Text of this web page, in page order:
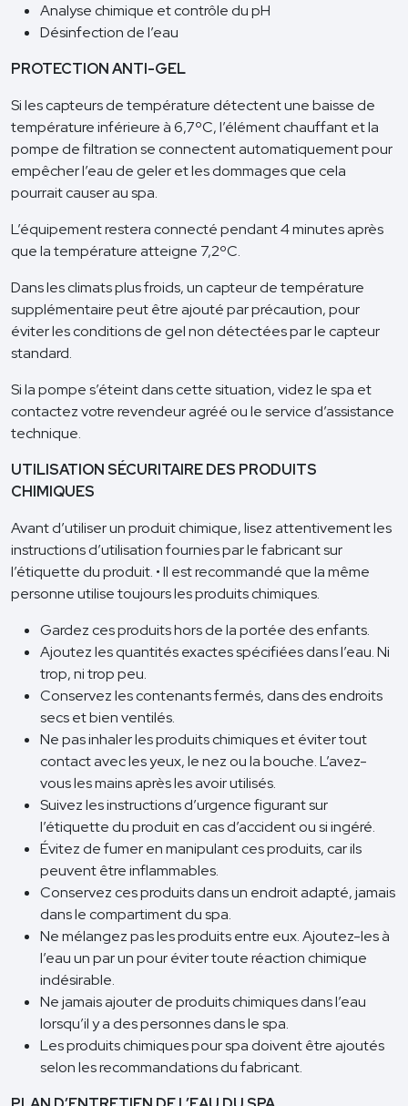
Analyse chimique et contrôle du pH
Désinfection de l’eau
PROTECTION ANTI-GEL
Si les capteurs de température détectent une baisse de
température inférieure à 6,7ºC, l’élément chauffant et la
pompe de filtration se connectent automatiquement pour
empêcher l’eau de geler et les dommages que cela
pourrait causer au spa.
L’équipement restera connecté pendant 4 minutes après
que la température atteigne 7,2ºC.
Dans les climats plus froids, un capteur de température
supplémentaire peut être ajouté par précaution, pour
éviter les conditions de gel non détectées par le capteur
standard.
Si la pompe s’éteint dans cette situation, videz le spa et
contactez votre revendeur agréé ou le service d’assistance
technique.
UTILISATION SÉCURITAIRE DES PRODUITS
CHIMIQUES
Avant d’utiliser un produit chimique, lisez attentivement les
instructions d’utilisation fournies par le fabricant sur
l’étiquette du produit. • Il est recommandé que la même
personne utilise toujours les produits chimiques.
Gardez ces produits hors de la portée des enfants.
Ajoutez les quantités exactes spécifiées dans l’eau. Ni
trop, ni trop peu.
Conservez les contenants fermés, dans des endroits
secs et bien ventilés.
Ne pas inhaler les produits chimiques et éviter tout
contact avec les yeux, le nez ou la bouche. L’avez-
vous les mains après les avoir utilisés.
Suivez les instructions d’urgence figurant sur
l’étiquette du produit en cas d’accident ou si ingéré.
Évitez de fumer en manipulant ces produits, car ils
peuvent être inflammables.
Conservez ces produits dans un endroit adapté, jamais
dans le compartiment du spa.
Ne mélangez pas les produits entre eux. Ajoutez-les à
l’eau un par un pour éviter toute réaction chimique
indésirable.
Ne jamais ajouter de produits chimiques dans l’eau
lorsqu’il y a des personnes dans le spa.
Les produits chimiques pour spa doivent être ajoutés
selon les recommandations du fabricant.